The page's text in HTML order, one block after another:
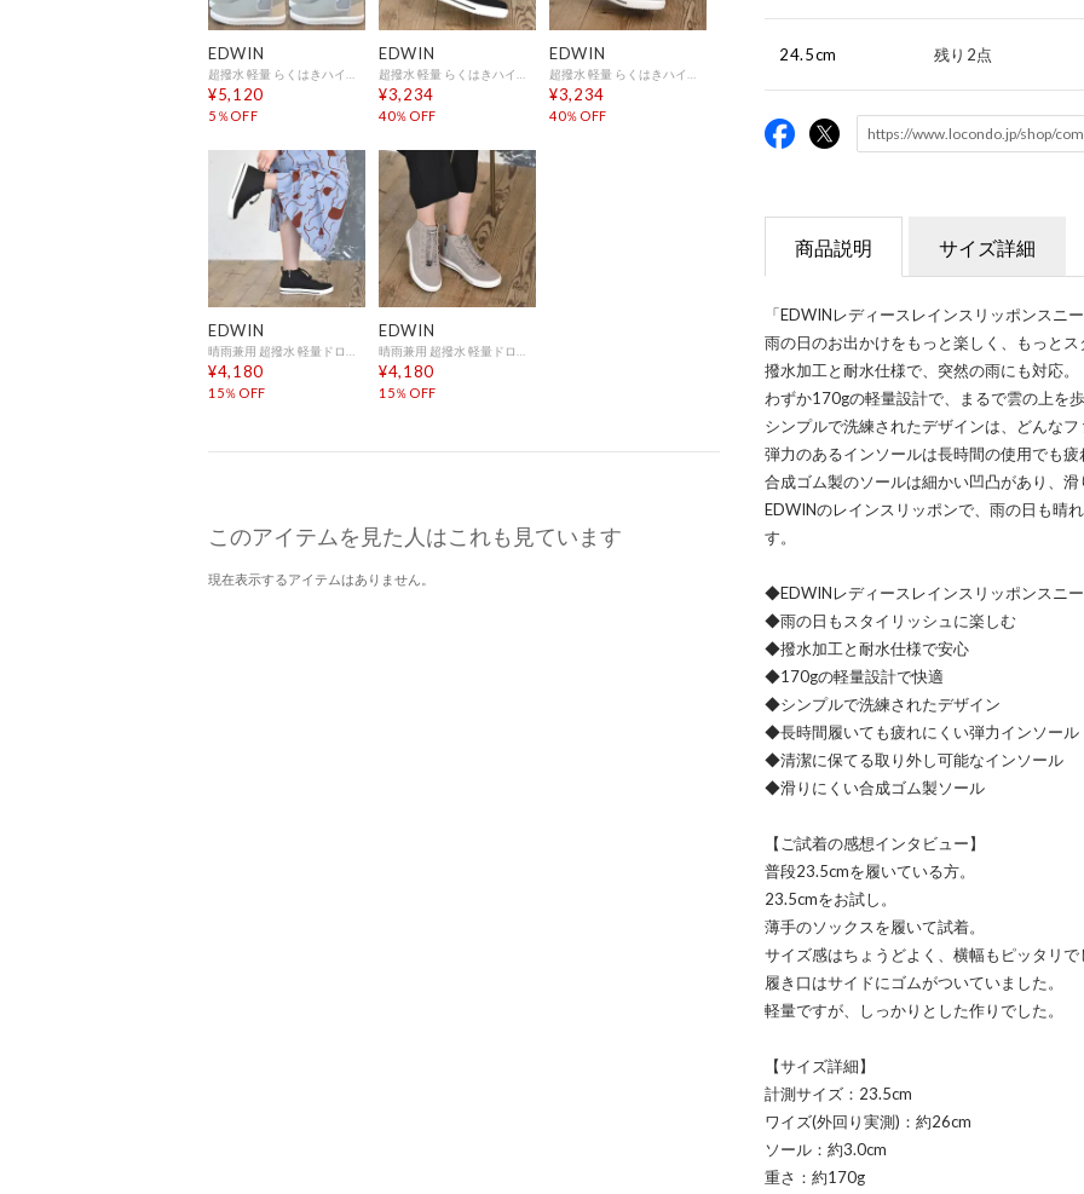
EDWIN
¥5,120
5％OFF
EDWIN
¥3,234
40％OFF
EDWIN
¥3,234
40％OFF
EDWIN
¥4,180
15％OFF
EDWIN
¥4,180
15％OFF
このアイテムを見た人はこれも見ています
現在表示するアイテムはありません。
24.5cm 残り2点
商品説明 サイズ詳細
「EDWINレディースレインスリッポンスニ
雨の日のお出かけをもっと楽しく、もっと
撥水加工と耐水仕様で、突然の雨にも対応。
わずか170gの軽量設計で、まるで雲の上を
シンプルで洗練されたデザインは、どんな
弾力のあるインソールは長時間の使用でも
合成ゴム製のソールは細かい凹凸があり、
EDWINのレインスリッポンで、雨の日も晴
す。
◆EDWINレディースレインスリッポンスニ
◆雨の日もスタイリッシュに楽しむ
◆撥水加工と耐水仕様で安心
◆170gの軽量設計で快適
◆シンプルで洗練されたデザイン
◆長時間履いても疲れにくい弾力インソール
◆清潔に保てる取り外し可能なインソール
◆滑りにくい合成ゴム製ソール
【ご試着の感想インタビュー】
普段23.5cmを履いている方。
23.5cmをお試し。
薄手のソックスを履いて試着。
サイズ感はちょうどよく、横幅もピッタリで
履き口はサイドにゴムがついていました。
軽量ですが、しっかりとした作りでした。
【サイズ詳細】
計測サイズ：23.5cm
ワイズ(外回り実測)：約26cm
ソール：約3.0cm
重さ：約170g